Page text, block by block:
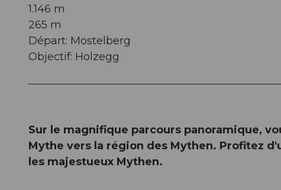
1.146 m
265 m
Départ: Mostelberg
Objectif: Holzegg
Sur le magnifique parcours panoramique,
Mythe vers la région des Mythen. Profitez
les majestueux Mythen.